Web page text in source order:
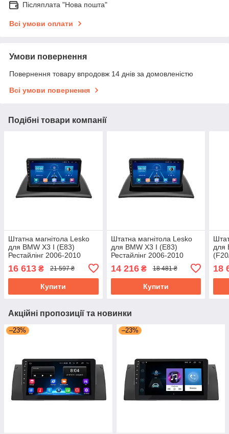
Післяплата "Нова пошта"
Всі умови оплати
Умови повернення
Повернення товару впродовж 14 днів за домовленістю
Всі умови повернення
Подібні товари компанії
Штатна магнітола Lesko
для BMW X3 I (E83)
Рестайлінг 2006-2010
екран 9" 6/128Gb 4G Wi-Fi
GPS Top
16 613 ₴ 21 597 ₴
Купити
Штатна магнітола Lesko
для BMW X3 I (E83)
Рестайлінг 2006-2010
екран 9" 4/32Gb 4G Wi-Fi
GPS Top
14 216₴ 18 481 ₴
Купити
для
18
Акційні пропозиції та новинки
–23% –23%